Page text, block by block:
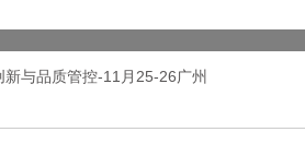
与品质管控-11月25-26广州